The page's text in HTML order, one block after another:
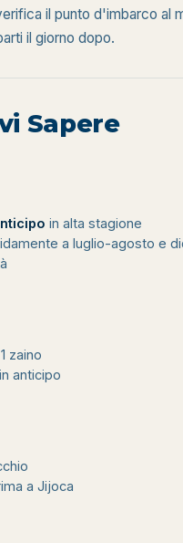
il punto d'imbarco al
il giorno dopo.
Sapere
in alta stagione
a luglio-agosto e
zaino
anticipo
a Jijoca